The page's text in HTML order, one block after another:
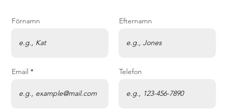
Förnamn Efternamn
Email Telefon